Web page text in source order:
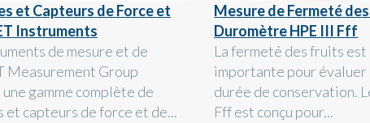
et Capteurs de Force et
Instruments
de mesure et de
Measurement Group
gamme complète de
et capteurs de force et de...
Mesure de Fermeté
Duromètre HPE III Fff
La fermeté des fruits est
importante pour
durée de conservation.
Fff est conçu pour...